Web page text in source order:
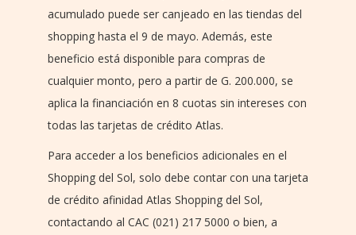
acumulado puede ser canjeado en las tiendas del
shopping hasta el 9 de mayo. Además, este
beneficio está disponible para compras de
cualquier monto, pero a partir de G. 200.000, se
aplica la financiación en 8 cuotas sin intereses con
todas las tarjetas de crédito Atlas.
Para acceder a los beneficios adicionales en el
Shopping del Sol, solo debe contar con una tarjeta
de crédito afinidad Atlas Shopping del Sol,
contactando al CAC (021) 217 5000 o bien, a